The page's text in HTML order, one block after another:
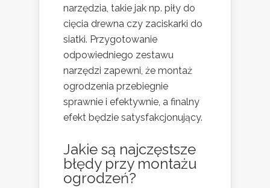
narzędzia, takie jak np. piły do
cięcia drewna czy zaciskarki do
siatki. Przygotowanie
odpowiedniego zestawu
narzędzi zapewni, że montaż
ogrodzenia przebiegnie
sprawnie i efektywnie, a finalny
efekt będzie satysfakcjonujący.
Jakie są najczęstsze
błędyprzy montażu
ogrodzeń?